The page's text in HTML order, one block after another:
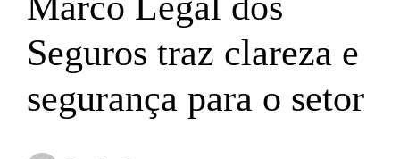
Seguros traz clareza e
segurança para o setor